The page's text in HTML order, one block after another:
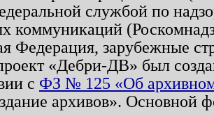
службой по
коммуникаций
Федерация, зарубежные
«Дебри-ДВ» был
с ФЗ № 125 «Об
архивов». Основной